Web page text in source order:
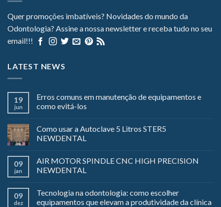
Quer promoções imbatíveis? Novidades do mundo da
Odontologia? Assine a nossa newsletter e receba tudo no seu
email!!!
LATEST NEWS
19
jun
Erros comuns em manutenção de equipamentos e
como evitá-los
Como usar a Autoclave 5 Litros STER5
NEWDENTAL
09
jan
AIR MOTOR SPINDLE CNC HIGH PRECISION
NEWDENTAL
09
dez
Tecnologia na odontologia: como escolher
equipamentos que elevam a produtividade da clínica